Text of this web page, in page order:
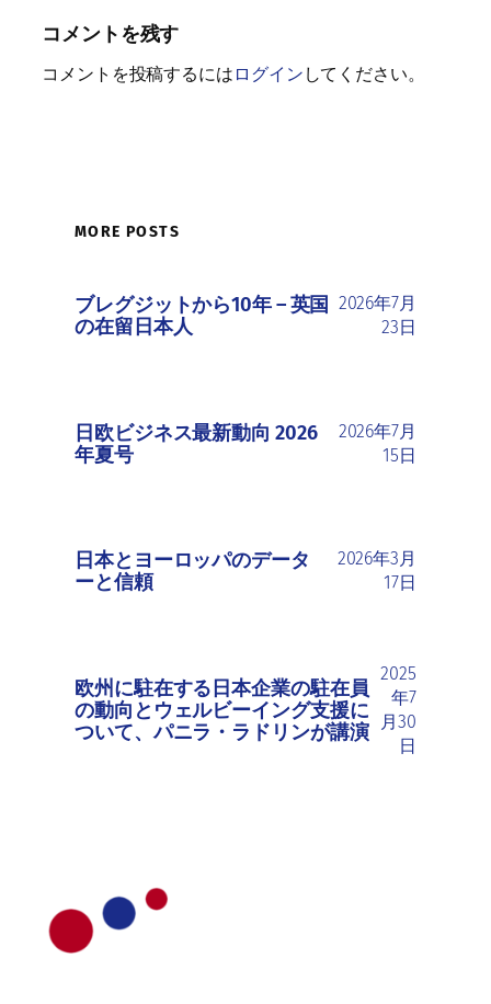
コメントを残す
コメントを投稿するには ログイン してください。
MORE POSTS
ブレグジットから10年 ― 英国
の在留日本人
2026年7月
23日
日欧ビジネス最新動向 2026
年夏号
2026年7月
15日
日本とヨーロッパのデータ
ーと信頼
2026年3月
17日
欧州に駐在する日本企業の駐在員
の動向とウェルビーイング支援に
ついて、パニラ・ラドリンが講演
2025
年7
月30
日